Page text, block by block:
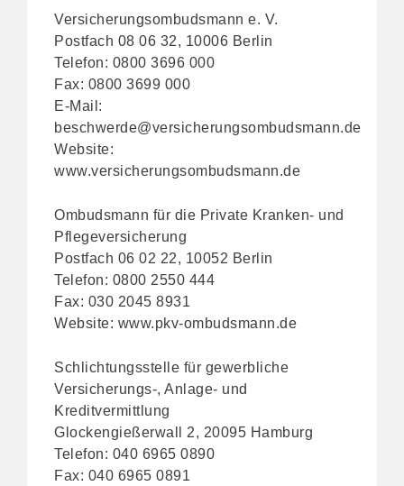
Versicherungsombudsmann e. V.
Postfach 08 06 32, 10006 Berlin
Telefon: 0800 3696 000
Fax: 0800 3699 000
E-Mail:
beschwerde@versicherungsombudsmann.de
Website:
www.versicherungsombudsmann.de
Ombudsmann für die Private Kranken- und
Pflegeversicherung
Postfach 06 02 22, 10052 Berlin
Telefon: 0800 2550 444
Fax: 030 2045 8931
Website: www.pkv-ombudsmann.de
Schlichtungsstelle für gewerbliche
Versicherungs-, Anlage- und
Kreditvermittlung
Glockengießerwall 2, 20095 Hamburg
Telefon: 040 6965 0890
Fax: 040 6965 0891